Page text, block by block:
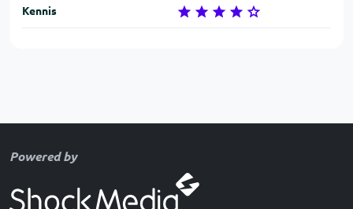
Kennis
Powered by